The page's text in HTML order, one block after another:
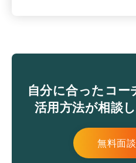
自分に合ったコ
活用方法が相談
無料面